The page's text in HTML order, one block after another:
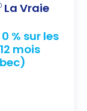
La Vraie
% sur les
mois